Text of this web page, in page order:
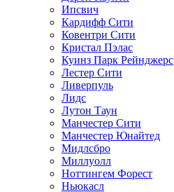
Ипсвич
Кардифф Сити
Ковентри Сити
Кристал Пэлас
Куинз Парк Рейнджерс
Лестер Сити
Ливерпуль
Лидс
Лутон Таун
Манчестер Сити
Манчестер Юнайтед
Мидлсбро
Миллуолл
Ноттингем Форест
Ньюкасл